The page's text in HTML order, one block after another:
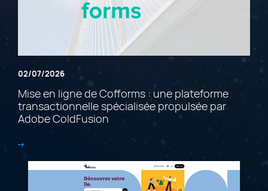
02/07/2026
Mise en ligne de Cofforms : une plateforme
transactionnelle spécialisée propulsée par
Adobe ColdFusion